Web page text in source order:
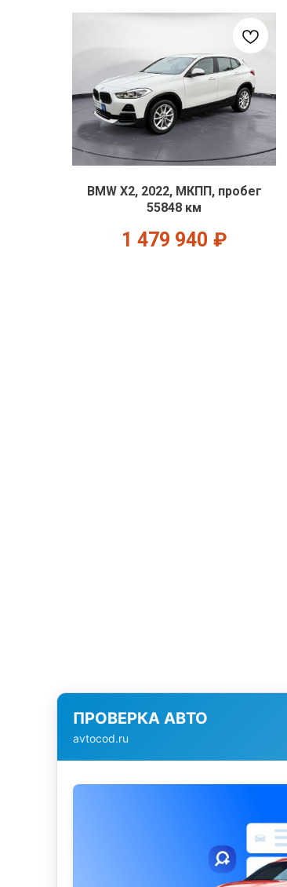
BMW X2, 2022, МКПП, пробег
55848 км
1 479 940 ₽
ПРОВЕРКА АВТО
avtocod.ru